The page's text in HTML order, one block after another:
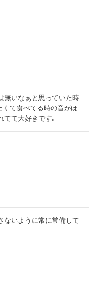
無いなぁと思っていた時
くて食べてる時の音がほ
て大好きです。
ないように常に常備して